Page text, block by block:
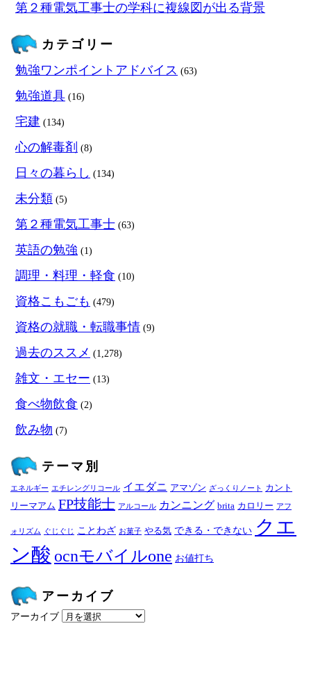
第２種電気工事士の学科に複線図が出る背景
カテゴリー
勉強ワンポイントアドバイス (63)
勉強道具 (16)
宅建 (134)
心の解毒剤 (8)
日々の暮らし (134)
未分類 (5)
第２種電気工事士 (63)
英語の勉強 (1)
調理・料理・軽食 (10)
資格こもごも (479)
資格の就職・転職事情 (9)
過去のススメ (1,278)
雑文・エセー (13)
食べ物飲食 (2)
飲み物 (7)
テーマ別
エネルギー エチレングリコール イエダニ アマゾン ざっくりノート
カント
リーマアム FP技能士 アルコール カンニング brita カロリー アフ
ォリズム ぐじぐじ ことわざ お菓子 やる気 できる・できない クエ
ン酸 ocnモバイルone お値打ち
アーカイブ
アーカイブ